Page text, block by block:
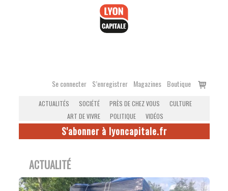
Se connecter S’enregistrer Magazines Boutique
Voir
ACTUALITÉS SOCIÉTÉ PRÈS DE CHEZ VOUS
CULTURE
ART DE VIVRE
POLITIQUE VIDÉOS
S'abonner à lyoncapitale.fr
ACTUALITÉ